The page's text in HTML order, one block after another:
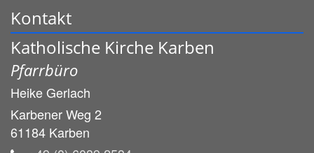
Kontakt
Katholische Kirche Karben
Pfarrbüro
HeikeGerlach
Karbener Weg 2
61184 Karben